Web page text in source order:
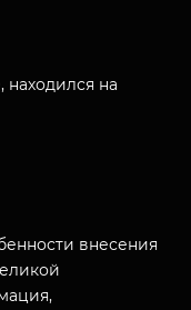
находился на
внесения